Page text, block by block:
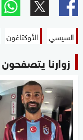
السيسي الأوكتاغون
زوارنا يتصفحون